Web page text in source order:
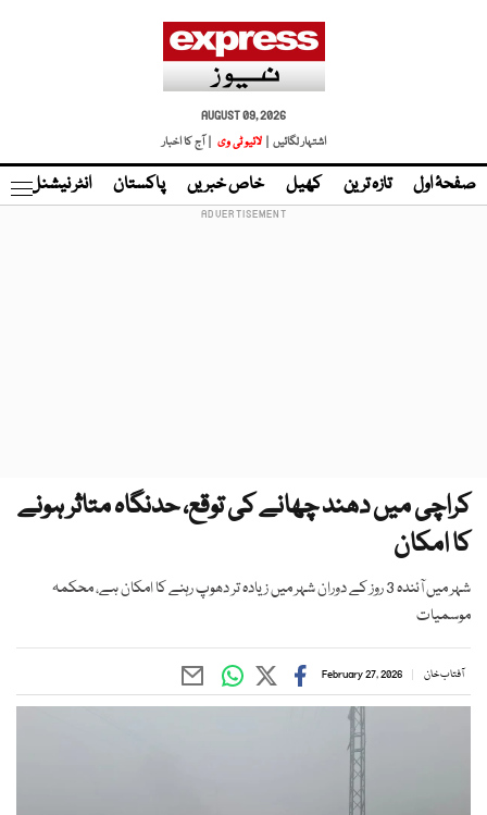
AUGUST 09, 2026
اشتہار لگائیں |
لائیو ٹی وی | آج کا اخبار
صفحۂ اول تازہ ترین کھیل خاص خبریں پاکستان انٹر نیشنل
کراچی میں دھند چھانے کی توقع، حدنگاہ متاثر ہونے
کا امکان
شہر میں آئندہ 3 روز کے دوران شہر میں زیادہ تر دھوپ رہنے کا امکان ہے، محکمہ
موسمیات
آفتاب خان February 27, 2026